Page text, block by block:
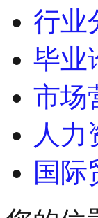
行业
毕业
市场
人力
国际